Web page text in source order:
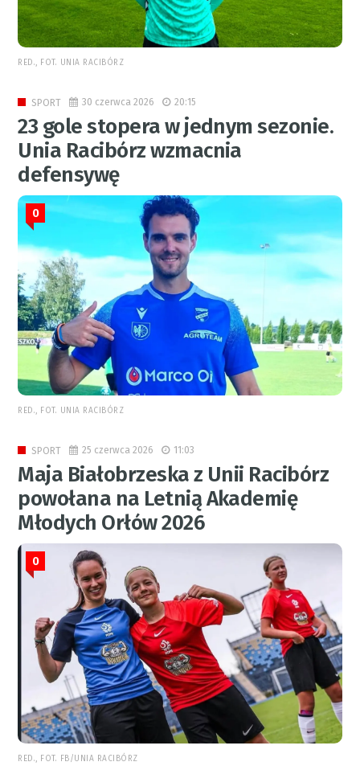
RED., FOT. UNIA RACIBÓRZ
SPORT 30 czerwca 2026 20:15
23 gole stopera w jednym sezonie.
Unia Racibórz wzmacnia
defensywę
0
RED., FOT. UNIA RACIBÓRZ
SPORT 25 czerwca 2026 11:03
Maja Białobrzeska z Unii Racibórz
powołana na Letnią Akademię
Młodych Orłów 2026
0
RED., FOT. FB/UNIA RACIBÓRZ